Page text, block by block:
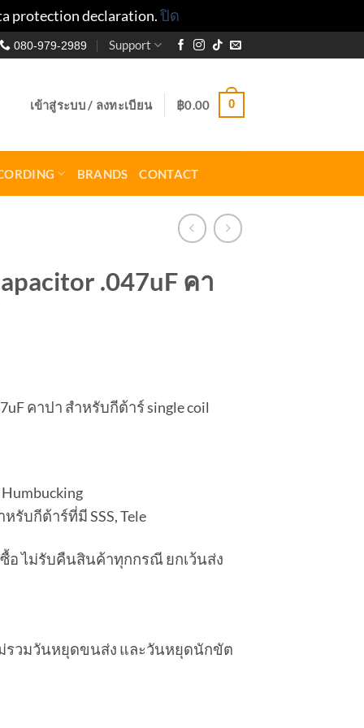
protection declaration.ปิด
080-979-2989 Support
เข้าสู่ระบบ / ลงทะเบียน ฿0.00 0
BRANDS CONTACT
.047uF คา
คาปา สำหรับกีต้าร์ single coil
รับกีต้าร์ที่มี SSS, Tele
อ ไม่รับคืนสินค้าทุกกรณี ยกเว้นส่ง
ม่รวมวันหยุดขนส่ง และวันหยุดนักขัต